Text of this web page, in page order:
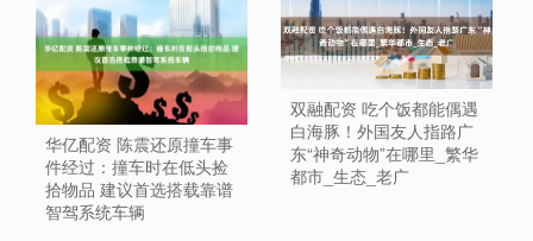
华亿配资 陈震还原撞车事
件经过：撞车时在低头捡
拾物品 建议首选搭载靠谱
智驾系统车辆
双融配资 吃个饭都能偶遇
白海豚！外国友人指路广
东“神奇动物”在哪里_繁华
都市_生态_老广